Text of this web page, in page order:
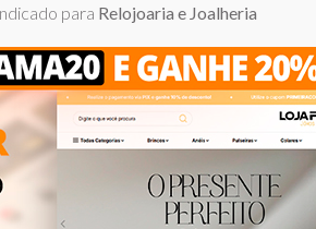
para Relojoaria e Joalheria